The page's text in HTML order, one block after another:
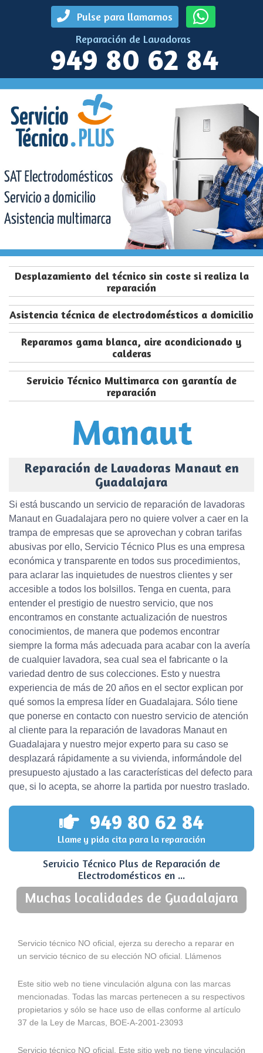
Pulse para llamarnos
Reparación de Lavadoras
949 80 62 84
Desplazamiento del técnico sin coste si realiza la
reparación
Asistencia técnica de electrodomésticos a domicilio
Reparamos gama blanca, aire acondicionado y
calderas
Servicio Técnico Multimarca con garantía de
reparación
Reparación de Lavadoras Manaut en
Guadalajara
Si está buscando un servicio de reparación de lavadoras
Manaut en Guadalajara pero no quiere volver a caer en la
trampa de empresas que se aprovechan y cobran tarifas
abusivas por ello, Servicio Técnico Plus es una empresa
económica y transparente en todos sus procedimientos,
para aclarar las inquietudes de nuestros clientes y ser
accesible a todos los bolsillos. Tenga en cuenta, para
entender el prestigio de nuestro servicio, que nos
encontramos en constante actualización de nuestros
conocimientos, de manera que podemos encontrar
siempre la forma más adecuada para acabar con la avería
de cualquier lavadora, sea cual sea el fabricante o la
variedad dentro de sus colecciones. Esto y nuestra
experiencia de más de 20 años en el sector explican por
qué somos la empresa líder en Guadalajara. Sólo tiene
que ponerse en contacto con nuestro servicio de atención
al cliente para la reparación de lavadoras Manaut en
Guadalajara y nuestro mejor experto para su caso se
desplazará rápidamente a su vivienda, informándole del
presupuesto ajustado a las características del defecto para
que, si lo acepta, se ahorre la partida por nuestro traslado.
949 80 62 84
Llame y pida cita para la reparación
Servicio Técnico Plus de Reparación de
Electrodomésticos en ...
Muchas localidades de Guadalajara
Servicio técnico NO oficial, ejerza su derecho a reparar en
un servicio técnico de su elección NO oficial. Llámenos
Este sitio web no tiene vinculación alguna con las marcas
mencionadas. Todas las marcas pertenecen a su respectivos
propietarios y sólo se hace uso de ellas conforme al artículo
37 de la Ley de Marcas, BOE-A-2001-23093
Servicio técnico NO oficial. Este sitio web no tiene vinculación